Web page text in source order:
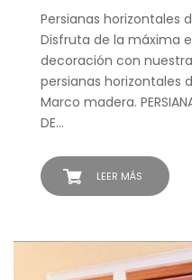
LEER MÁS
Persianas horizontales
Disfruta de la máxima
decoración con
persianas horizontales
Marco madera.
DE…